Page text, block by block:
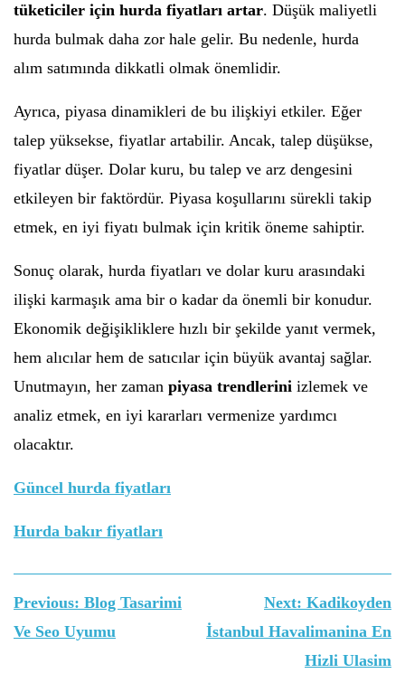
tüketiciler için hurda fiyatları artar. Düşük maliyetli
hurda bulmak daha zor hale gelir. Bu nedenle, hurda
alım satımında dikkatli olmak önemlidir.
Ayrıca, piyasa dinamikleri de bu ilişkiyi etkiler. Eğer
talep yüksekse, fiyatlar artabilir. Ancak, talep düşükse,
fiyatlar düşer. Dolar kuru, bu talep ve arz dengesini
etkileyen bir faktördür. Piyasa koşullarını sürekli takip
etmek, en iyi fiyatı bulmak için kritik öneme sahiptir.
Sonuç olarak, hurda fiyatları ve dolar kuru arasındaki
ilişki karmaşık ama bir o kadar da önemli bir konudur.
Ekonomik değişikliklere hızlı bir şekilde yanıt vermek,
hem alıcılar hem de satıcılar için büyük avantaj sağlar.
Unutmayın, her zaman piyasa trendlerini izlemek ve
analiz etmek, en iyi kararları vermenize yardımcı
olacaktır.
Güncel hurda fiyatları
Hurda bakır fiyatları
Yazı
gezinmesi
Previous: Blog Tasarimi
Ve Seo Uyumu
Next: Kadikoyden
İstanbul Havalimanina En
Hizli Ulasim